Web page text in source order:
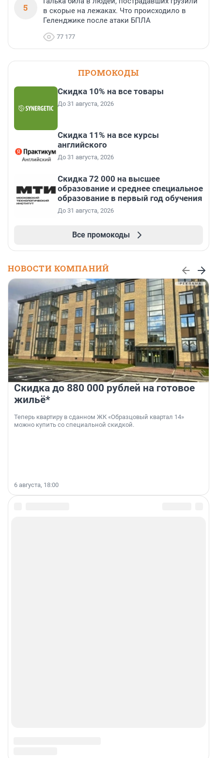
5
в скорые на лежаках. Что происходило в
Геленджике после атаки БПЛА
77 177
ПРОМОКОДЫ
Скидка 10% на все товары
До 31 августа, 2026
Скидка 11% на все курсы
английского
До 31 августа, 2026
Скидка 72 000 на высшее
образование и среднее специальное
образование в первый год обучения
До 31 августа, 2026
Все промокоды
НОВОСТИ КОМПАНИЙ
Скидка до 880 000 рублей на готовое
жильё*
Теперь квартиру в сданном ЖК «Образцовый квартал 14»
можно купить со специальной скидкой.
6 августа, 18:00